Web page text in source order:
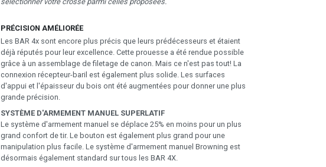
PRÉCISION AMÉLIORÉE
Les BAR 4x sont encore plus précis que leurs prédécesseurs et étaient
déjà réputés pour leur excellence. Cette prouesse a été rendue possible
grâce à un assemblage de filetage de canon. Mais ce n'est pas tout! La
connexion récepteur-baril est également plus solide. Les surfaces
d'appui et l'épaisseur du bois ont été augmentées pour donner une plus
grande précision.
SYSTÈME D'ARMEMENT MANUEL SUPERLATIF
Le système d'armement manuel se déplace 25% en moins pour un plus
grand confort de tir. Le bouton est également plus grand pour une
manipulation plus facile. Le système d'armement manuel Browning est
désormais également standard sur tous les BAR 4X.